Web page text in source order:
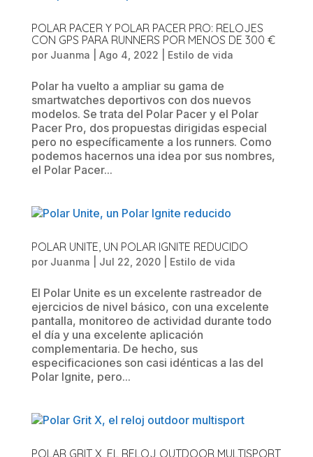
POLAR PACER Y POLAR PACER PRO: RELOJES
CON GPS PARA RUNNERS POR MENOS DE 300 €
por Juanma Ago 4, 2022 Estilo de vida
Polar ha vuelto a ampliar su gama de
smartwatches deportivos con dos nuevos
modelos. Se trata del Polar Pacer y el Polar
Pacer Pro, dos propuestas dirigidas especial
pero no específicamente a los runners. Como
podemos hacernos una idea por sus nombres,
el Polar Pacer...
POLAR UNITE, UN POLAR IGNITE REDUCIDO
por Juanma Jul 22, 2020| Estilo de vida
El Polar Unite es un excelente rastreador de
ejercicios de nivel básico, con una excelente
pantalla, monitoreo de actividad durante todo
el día y una excelente aplicación
complementaria. De hecho, sus
especificaciones son casi idénticas a las del
Polar Ignite, pero...
POLAR GRIT X, EL RELOJ OUTDOOR MULTISPORT